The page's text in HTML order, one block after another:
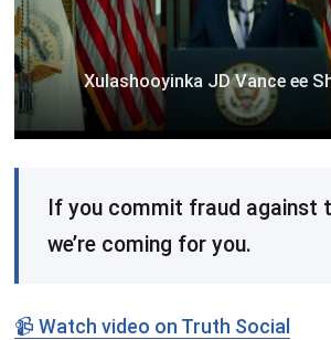
Xulashooyinka JD Vance ee
If you commit fraud against
we’re coming for you.
📹 Watch video on Truth Social